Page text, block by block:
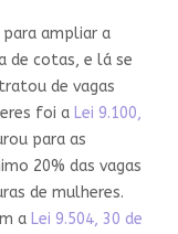
ampliar a
de cotas, e lá se
de vagas
foi a Lei 9.100,
para as
20% das vagas
de mulheres.
a Lei 9.504, 30 de